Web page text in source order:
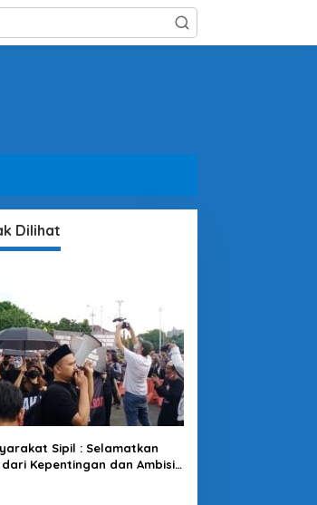
Dilihat
Sipil : Selamatkan
Kepentingan dan Ambisi
Jokowi & Kroni-kroninya!